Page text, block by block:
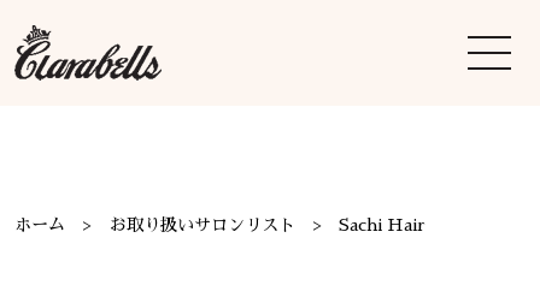
ホーム お取り扱いサロンリスト Sachi Hair